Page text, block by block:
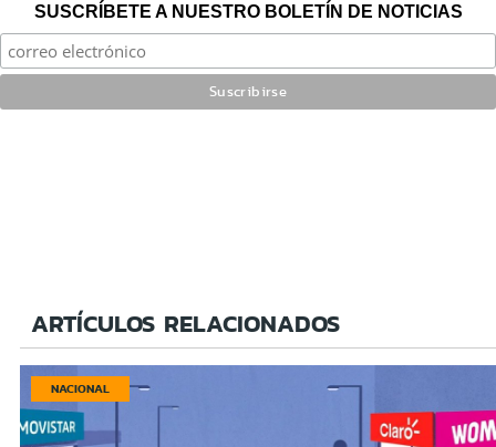
SUSCRÍBETE A NUESTRO BOLETÍN DE NOTICIAS
ARTÍCULOS RELACIONADOS
NACIONAL